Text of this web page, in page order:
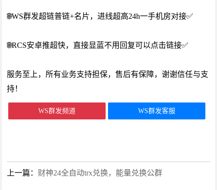
🌐WS群发超链普链+名片，进线超高24h一手机房对接✅
🌐RCS安卓推超快，直接显蓝不用回复可以点击链接✅
服务至上，所有业务支持担保，售后有保障，谢谢信任与支
持！
WS群发频道 WS群发客服
上一篇： 财神24全自动trx兑换，能量兑换公群